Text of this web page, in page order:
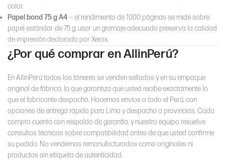
color.
Papel bond 75 g A4— el rendimiento de 1000 páginas se mide sobre
papel estándar de 75 g; usar un gramaje adecuado preserva la calidad
de impresión declarada por Xerox.
¿Por qué comprar en AllinPerú?
En AllinPerú todos los tóneres se venden sellados y en su empaque
original de fábrica, lo que garantiza que usted recibe exactamente lo
que el fabricante despachó. Hacemos envíos a todo el Perú, con
opciones de entrega rápida para Lima y despacho a provincias. Cada
compra cuenta con respaldo de garantía, y nuestro equipo resuelve
consultas técnicas sobre compatibilidad antes de que usted confirme
su pedido. No vendemos remanufacturados como originales ni
productos sin etiqueta de autenticidad.